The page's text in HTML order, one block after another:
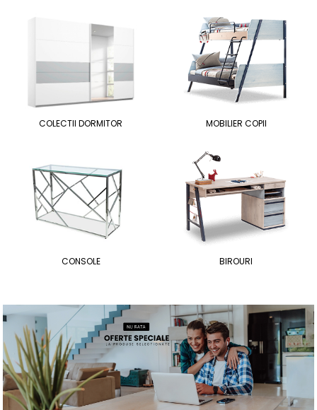
COLECTII DORMITOR MOBILIER COPII
CONSOLE BIROURI